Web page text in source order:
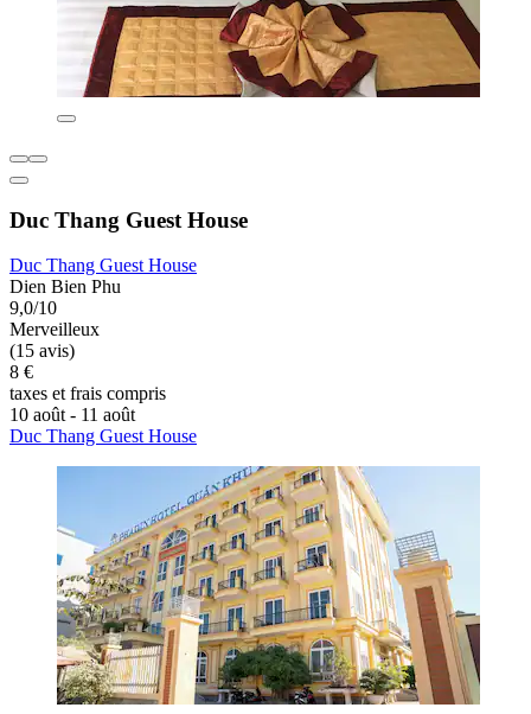
Duc Thang Guest House
Duc Thang Guest House
Dien Bien Phu
9,0/10
Merveilleux
(15 avis)
8 €
taxes et frais compris
10 août - 11 août
Duc Thang Guest House